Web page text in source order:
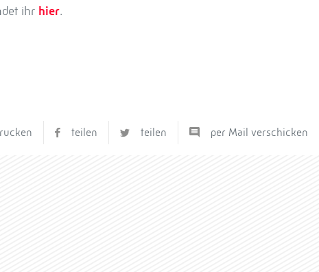
ihr hier.
teilen teilen per Mail verschicken